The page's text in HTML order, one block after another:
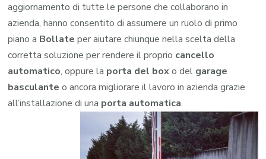
aggiornamento di tutte le persone che collaborano in
azienda, hanno consentito di assumere un ruolo di primo
piano a Bollate per aiutare chiunque nella scelta della
corretta soluzione per rendere il proprio cancello
automatico, oppure la porta del boxo del garage
basculante o ancora migliorare il lavoro in azienda grazie
all’installazione di una porta automatica.